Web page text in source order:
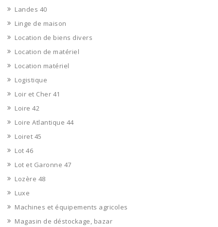
Landes 40
Linge de maison
Location de biens divers
Location de matériel
Location matériel
Logistique
Loir et Cher 41
Loire 42
Loire Atlantique 44
Loiret 45
Lot 46
Lot et Garonne 47
Lozère 48
Luxe
Machines et équipements agricoles
Magasin de déstockage, bazar